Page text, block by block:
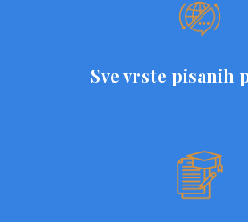
Sve vrste pisanih